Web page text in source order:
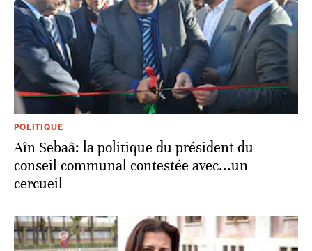
POLITIQUE
Aîn Sebaâ: la politique du président du
conseil communal contestée avec...un
cercueil